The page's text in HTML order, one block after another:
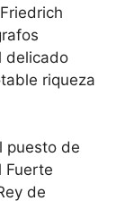
delicado
riqueza
puesto de
Fuerte
de